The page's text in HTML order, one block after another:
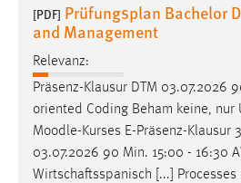
[PDF] Prüfungsplan Bachelor
and Management
Relevanz:
Präsenz-Klausur DTM 03.07.2026
oriented Coding Beham keine, nur
Moodle-Kurses E-Präsenz-Klausur
03.07.2026 90 Min. 15:00 - 16:30
Wirtschaftsspanisch [...]